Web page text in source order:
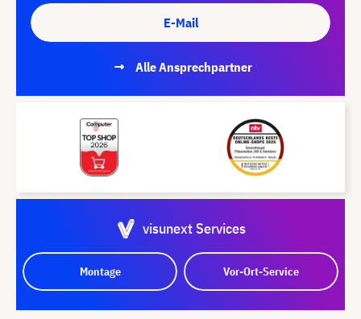
E-Mail
Alle Ansprechpartner
visunext Services
Montage Vor-Ort-Service